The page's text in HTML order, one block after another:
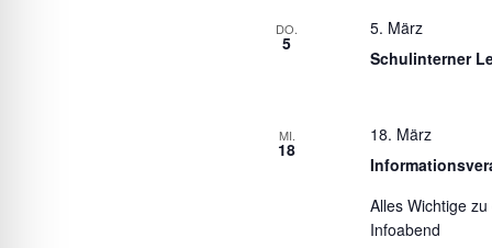
DO.
5
Schulinterner
5. März
MI.
18
18. März
Alles Wichtige
Infoabend